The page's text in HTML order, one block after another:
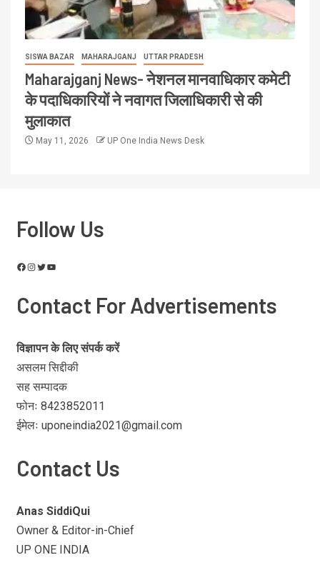
SISWA BAZAR MAHARAJGANJ UTTAR PRADESH
Maharajganj News- नेशनल मानवाधिकार कमेटी
के पदाधिकारियों ने नवागत जिलाधिकारी से की
मुलाकात
May 11, 2026 UP One India News Desk
Follow Us
Contact For Advertisements
विज्ञापन के लिए संपर्क करें
असलम सिद्दीकी
सह सम्पादक
फोनः 8423852011
ईमेलः uponeindia2021@gmail.com
Contact Us
Anas SiddiQui
Owner & Editor-in-Chief
UP ONE INDIA